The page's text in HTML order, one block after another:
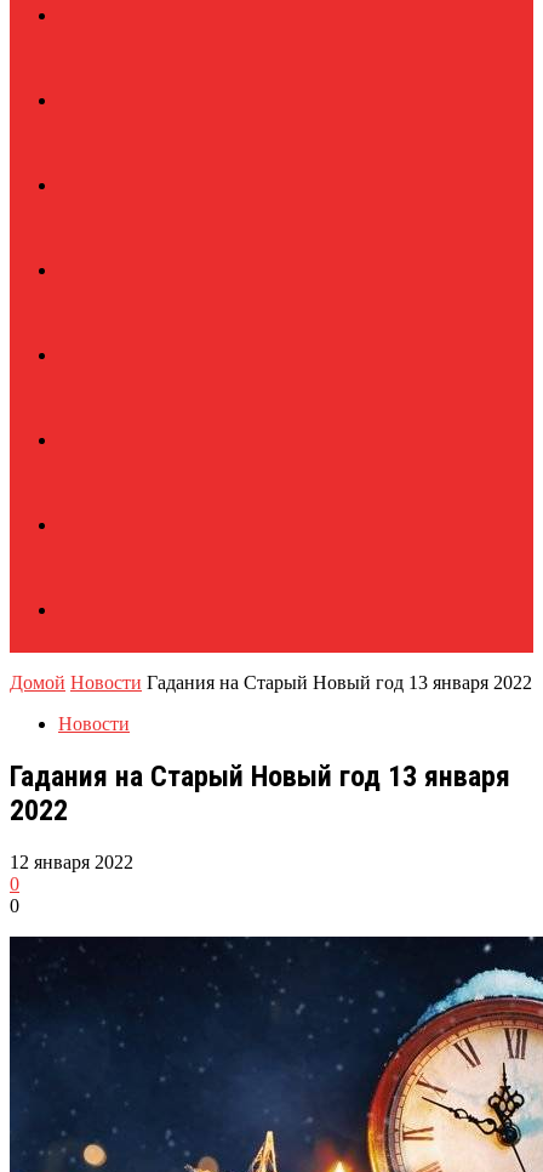
Домой Новости Гадания на Старый Новый год 13 января 2022
Новости
Гадания на Старый Новый год 13 января
2022
12 января 2022
0
0